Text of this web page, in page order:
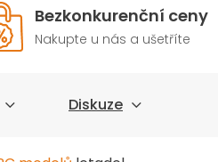
Bezkonkurenční ceny
Nakupte u nás a ušetříte
Diskuze